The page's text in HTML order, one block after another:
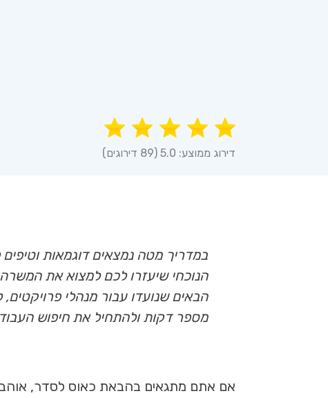
דירוג ממוצע: 5.0 (89 דירוגים)
במדריך מטה נמצאים דוגמאות
הנוכחי שיעזרו לכם למצוא את
הבאים שנועדו עבור מנהלי
מספר דקות ולהתחיל את חיפוש
אם אתם מתגאים בהבאת כאוס לסדר,